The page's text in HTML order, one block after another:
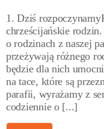
1. Dziś
chrześcijańskie
o rodzinach z naszej
przeżywają różnego
będzie dla nich
na tace, które są
parafii, wyrażamy z
codziennie o [...]